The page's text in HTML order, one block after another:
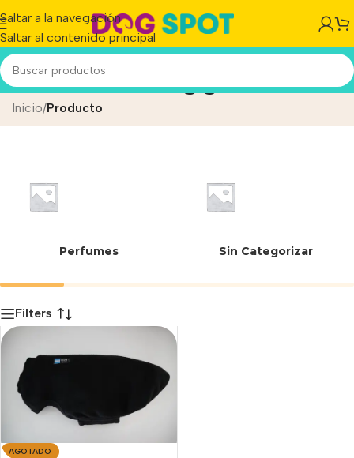
Saltar a la navegación
Saltar al contenido principal
Perros Grandes/gigantes
Inicio/Producto
Perfumes Sin Categorizar
Filters
AGOTADO